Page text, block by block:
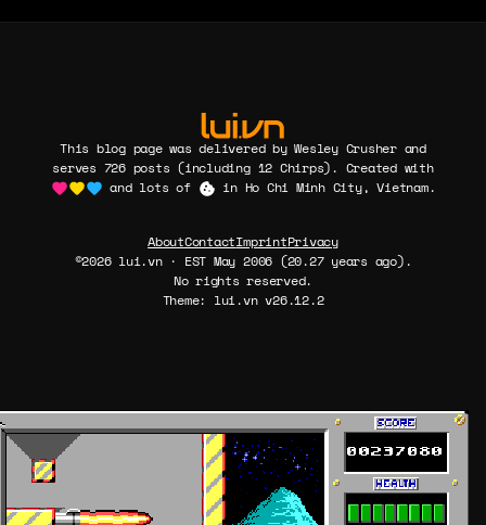
This blog page was delivered by Wesley Crusher and
serves 726 posts (including 12 Chirps). Created with
and lots of
in Ho Chi Minh City, Vietnam.
AboutContactImprintPrivacy
©2026 lui.vn · EST May 2006 (20.27 years ago).
No rights reserved.
Theme: lui.vn v26.12.2